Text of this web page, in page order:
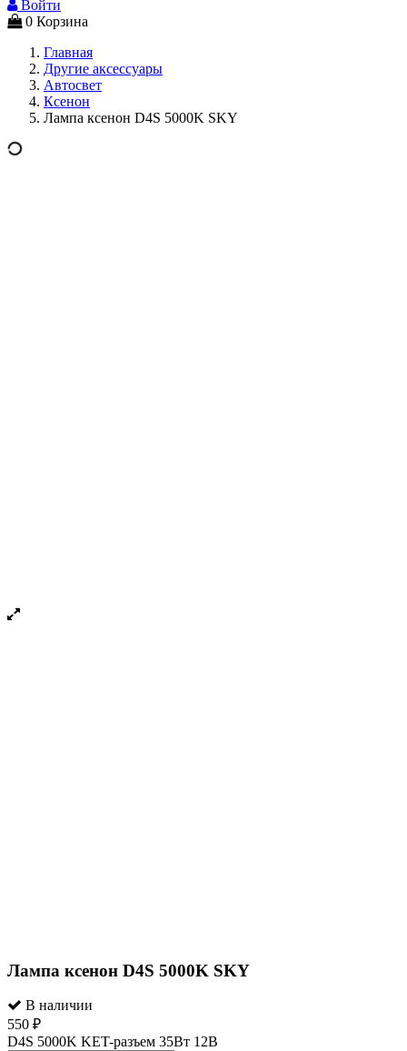
Войти
0 Корзина
Главная
Другие аксессуары
Автосвет
Ксенон
Лампа ксенон D4S 5000K SKY
Лампа ксенон D4S 5000K SKY
В наличии
550 ₽
D4S 5000K KET-разъем 35Вт 12В